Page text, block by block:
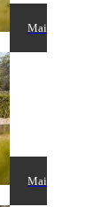
Mai
Mai